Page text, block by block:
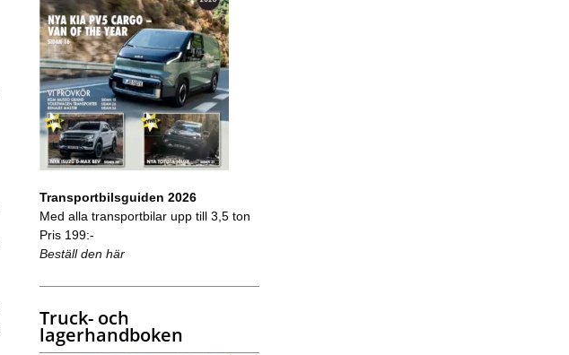
Transportbilsguiden 2026
Med alla transportbilar upp till 3,5 ton
Pris 199:-
Beställ den här
Truck- och
lagerhandboken